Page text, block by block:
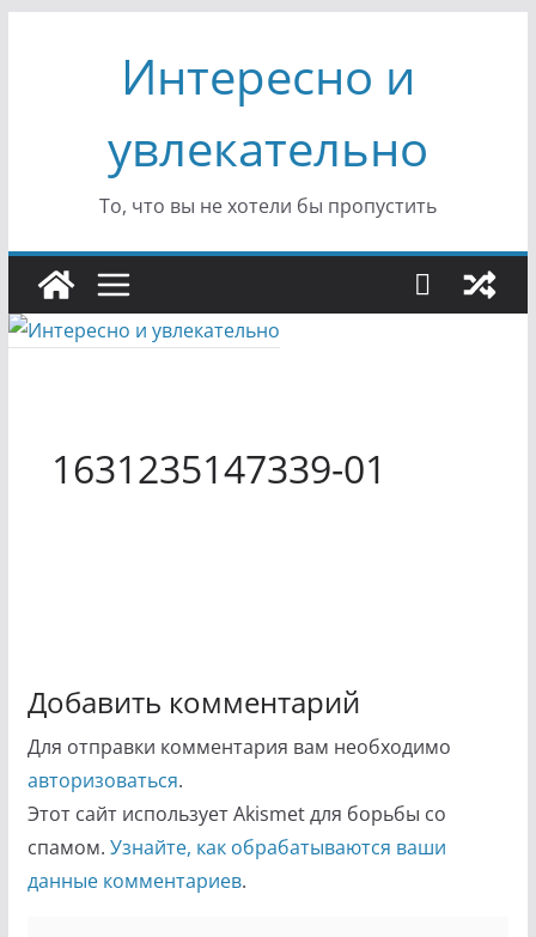
содержимомуИнтересно и
увлекательно
То, что вы не хотели бы пропустить
1631235147339-01
Добавить комментарий
Для отправки комментария вам необходимо
авторизоваться.
Этот сайт использует Akismet для борьбы со
спамом. Узнайте, как обрабатываются ваши
данные комментариев.